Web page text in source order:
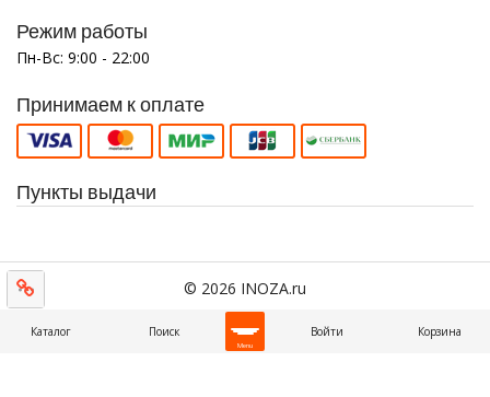
Режим работы
Пн-Вс: 9:00 - 22:00
Принимаем к оплате
Пункты выдачи
© 2026 INOZA.ru